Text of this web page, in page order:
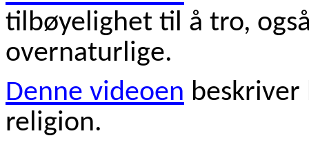
tilbøyelighet til å tro,
overnaturlige.
Denne videoen beskriver
religion.